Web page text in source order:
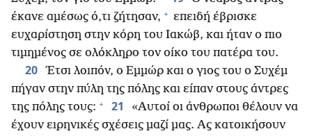
έκανε αμέσως ό,τι ζήτησαν, + επειδή έβρισκε
ευχαρίστηση στην κόρη του Ιακώβ, και ήταν ο πιο
τιμημένος σε ολόκληρο τον οίκο του πατέρα του.
20 Έτσι λοιπόν, ο Εμμώρ και ο γιος του ο Συχέμ
πήγαν στην πύλη της πόλης και είπαν στους άντρες
της πόλης τους: + 21
«Αυτοί οι άνθρωποι θέλουν να
έχουν ειρηνικές σχέσεις μαζί μας. Ας κατοικήσουν